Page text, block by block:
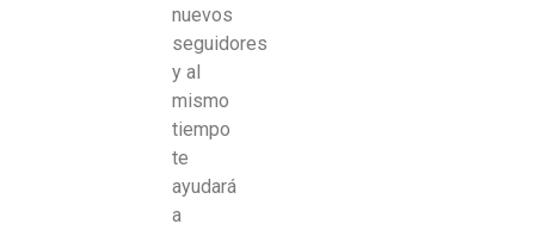
nuevos
seguidores
y al
mismo
tiempo
te
ayudará
a